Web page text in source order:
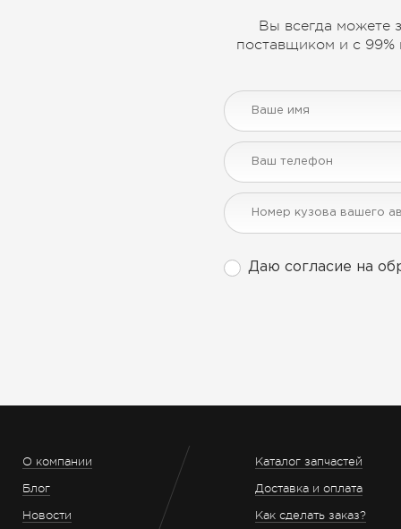
Вы всегда можете
поставщиком и с 99%
Даю согласие на
О компании
Блог
Новости
Каталог запчастей
Доставка и оплата
Как сделать заказ?